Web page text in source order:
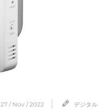
27 / Nov / 2022 デジタル